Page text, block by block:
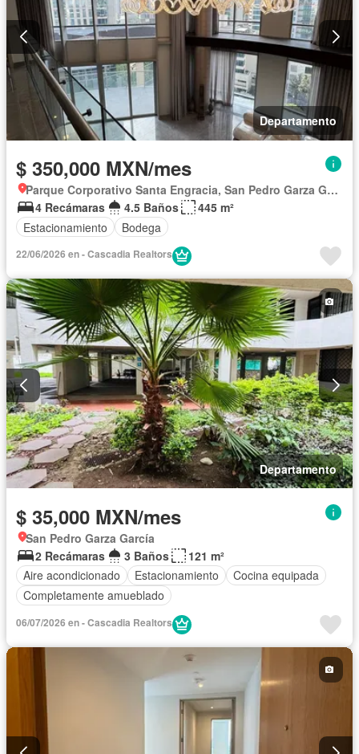
Departamento
$ 350,000 MXN/mes
Parque Corporativo Santa Engracia, San Pedro Garza García
4 Recámaras
4.5 Baños
445 m²
Estacionamiento
Bodega
22/06/2026 en - Cascadia Realtors
Departamento
$ 35,000 MXN/mes
San Pedro Garza García
2 Recámaras
3 Baños
121 m²
Aire acondicionado
Estacionamiento
Cocina equipada
Completamente amueblado
06/07/2026 en - Cascadia Realtors